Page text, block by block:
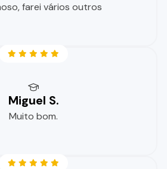
farei vários outros
Miguel S.
Muito bom.